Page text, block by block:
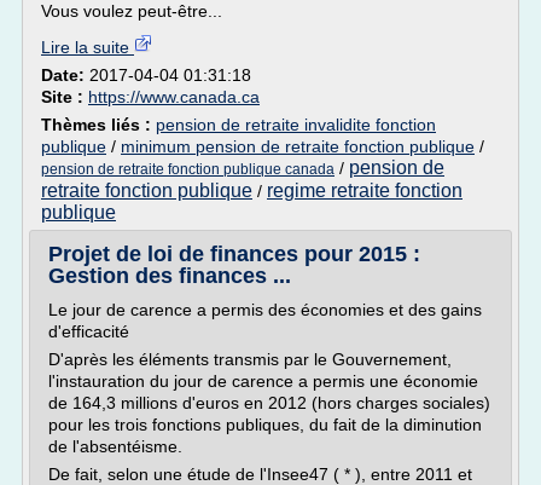
Vous voulez peut-être...
Lire la suite
Date: 2017-04-04 01:31:18
Site : https://www.canada.ca
Thèmes liés : pension de retraite invalidite fonction
publique / minimum pension de retraite fonction publique /
pension de retraite fonction publique canada / pension de
retraite fonction publique / regime retraite fonction
publique
Projet de loi de finances pour 2015 :
Gestion des finances ...
Le jour de carence a permis des économies et des gains
d'efficacité
D'après les éléments transmis par le Gouvernement,
l'instauration du jour de carence a permis une économie
de 164,3 millions d'euros en 2012 (hors charges sociales)
pour les trois fonctions publiques, du fait de la diminution
de l'absentéisme.
De fait, selon une étude de l'Insee47 ( * ), entre 2011 et